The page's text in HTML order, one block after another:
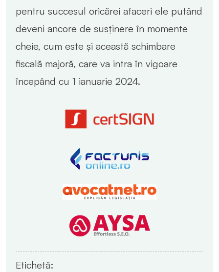
pentru succesul oricărei afaceri ele putând
deveni ancore de susținere în momente
cheie, cum este și această schimbare
fiscală majoră, care va intra în vigoare
începând cu 1 ianuarie 2024.
Etichetă: